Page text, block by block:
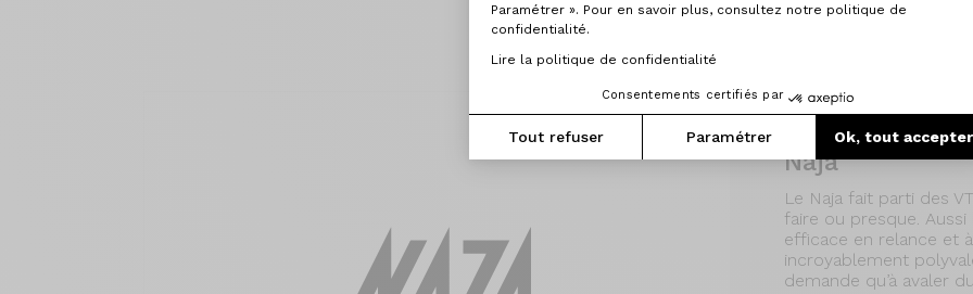
Paramétrer ». Pour en savoir plus, consultez notre politique de
confidentialité.
Lire la politique de confidentialité
Consentements certifiés par
Tout refuser Paramétrer Ok, tout accepter
Des atouts
Naja
Le Naja fait parti des
faire ou presque.
efficace en relance et
incroyablement
demande qu’à avaler